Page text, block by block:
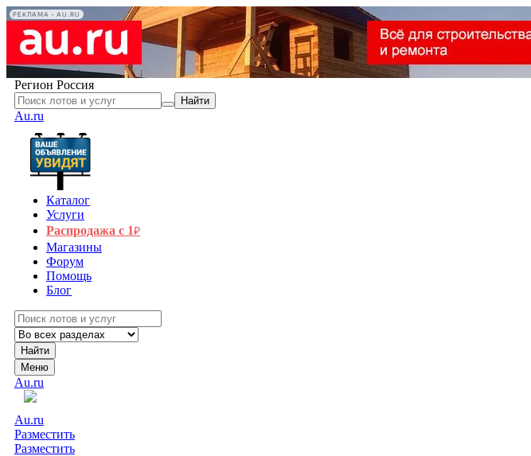
РЕКЛАМА • AU.RU
Регион Россия
Найти
Au.ru
Каталог
Услуги
Распродажа с 1₽
Магазины
Форум
Помощь
Блог
Найти
Меню
Au.ru
Au.ru
Разместить
Разместить